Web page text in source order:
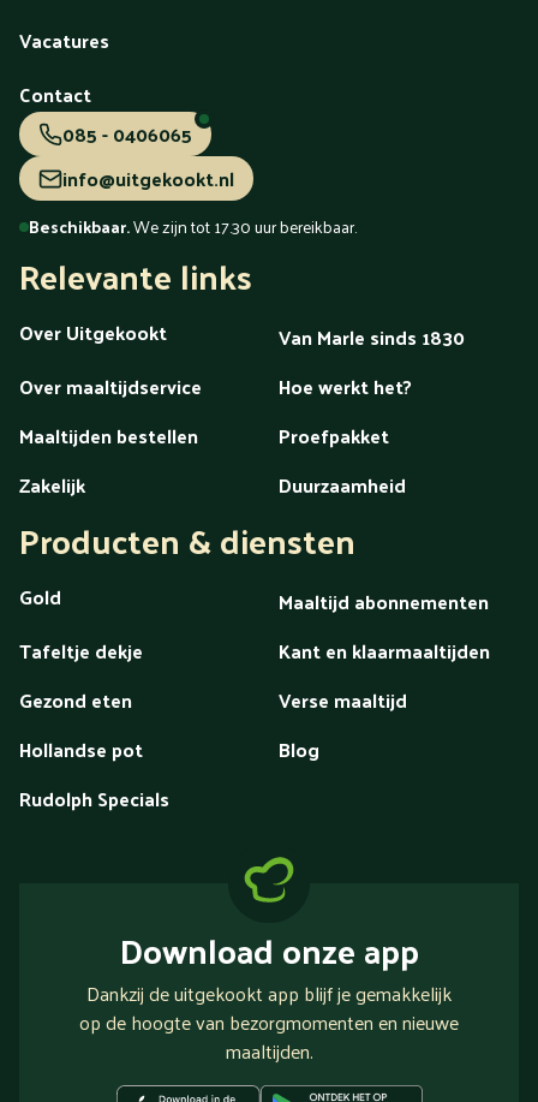
Vacatures
Contact
085 - 0406065
info@uitgekookt.nl
Beschikbaar.We zijn tot 17.30 uur bereikbaar.
Relevante links
Over Uitgekookt
Van Marle sinds 1830
Over maaltijdservice
Hoe werkt het?
Maaltijden bestellen
Proefpakket
Zakelijk
Duurzaamheid
Producten & diensten
Gold
Maaltijd abonnementen
Tafeltje dekje
Kant en klaarmaaltijden
Gezond eten
Verse maaltijd
Hollandse pot
Blog
Rudolph Specials
Download onze app
Dankzij de uitgekookt app blijf je gemakkelijk
op de hoogte van bezorgmomenten en nieuwe
maaltijden.